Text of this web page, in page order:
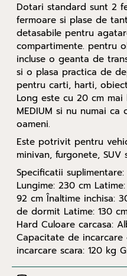
Dotari standard sunt 2
fermoare si plase de
detasabile pentru
compartimente. pentru
incluse o geanta de
si o plasa practica de
pentru carti, harti,
Long este cu 20 cm
MEDIUM si nu numai ca
oameni.
Este potrivit pentru
minivan, furgonete, SUV
Specificatii
Lungime: 230 cm
92 cm Înaltime inchisa:
de dormit Latime: 130
Hard Culoare carcasa:
Capacitate de
incarcare scara: 120 kg